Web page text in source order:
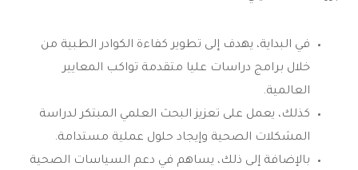
في البداية، يهدف إلى تطوير كفاءة الكوادر الطبية من
خلال برامج دراسات عليا متقدمة تواكب المعايير
العالمية.
كذلك، يعمل على تعزيز البحث العلمي المبتكر لدراسة
المشكلات الصحية وإيجاد حلول عملية مستدامة.
بالإضافة إلى ذلك، يساهم في دعم السياسات الصحية